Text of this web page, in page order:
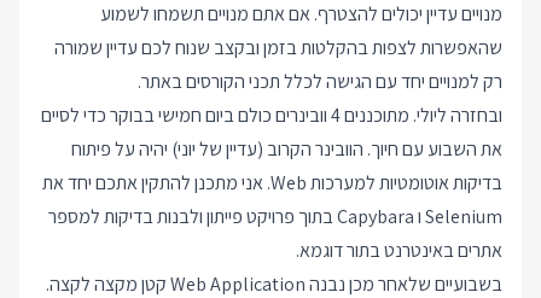
מנויים עדיין יכולים להצטרף. אם אתם מנויים תשמחו לשמוע
שהאפשרות לצפות בהקלטות בזמן ובקצב שנוח לכם עדיין שמורה
רק למנויים יחד עם הגישה לכלל תכני הקורסים באתר.
ובחזרה ליולי. מתוכננים 4 וובינרים כולם ביום חמישי בבוקר כדי לסיים
את השבוע עם חיוך. הוובינר הקרוב (עדיין של יוני) יהיה על פיתוח
בדיקות אוטומטיות למערכות Web. אני מתכנן להתקין אתכם יחד את
Selenium ו Capybara בתוך פרויקט פייתון ולבנות בדיקות למספר
אתרים באינטרנט בתור דוגמא.
בשבועיים שלאחר מכן נבנה Web Application קטן מקצה לקצה.